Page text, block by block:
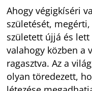
Ahogy végigkíséri
születését,
született újjá és
valahogy közben a
ragasztva. Az a
olyan töredezett,